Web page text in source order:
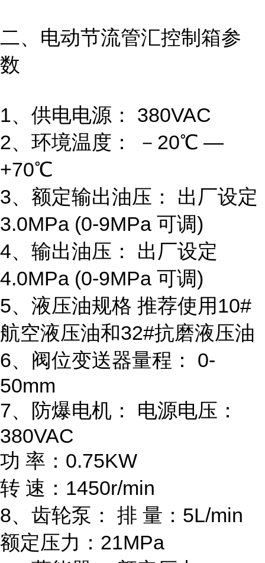
二、电动节流管汇控制箱参
数
1、供电电源： 380VAC
2、环境温度： －20℃ —
+70℃
3、额定输出油压： 出厂设定
3.0MPa (0-9MPa 可调)
4、输出油压： 出厂设定
4.0MPa (0-9MPa 可调)
5、液压油规格 推荐使用10#
航空液压油和32#抗磨液压油
6、阀位变送器量程：
0-
50mm
7、防爆电机：
电源电压：
380VAC
功 率：0.75KW
转 速：1450r/min
8、齿轮泵：
排 量：5L/min
额定压力：21MPa